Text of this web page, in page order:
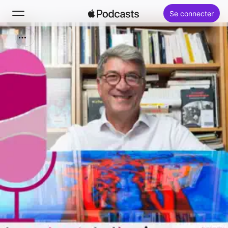
Se connecter
Rechercher
Accueil
Nouveautés
Classements